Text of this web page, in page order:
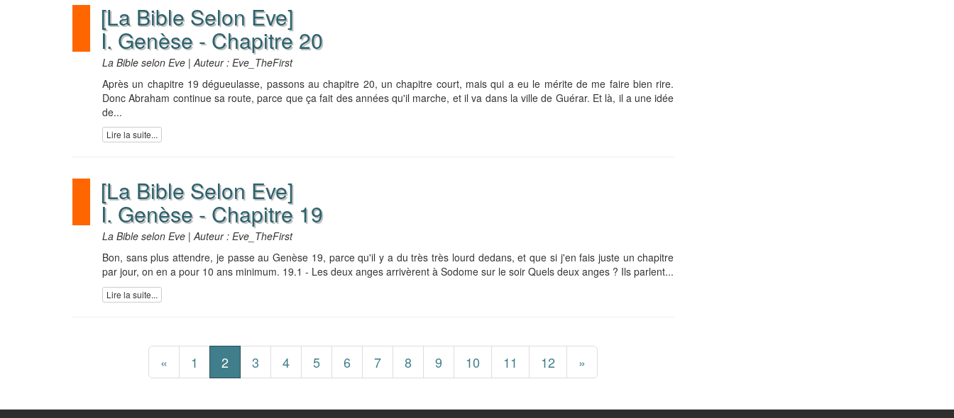
[La Bible Selon Eve]
I. Genèse - Chapitre 20
La Bible selon Eve | Auteur : Eve_TheFirst
Après un chapitre 19 dégueulasse, passons au chapitre 20, un chapitre court, mais qui a eu le mérite de me faire bien rire.
Donc Abraham continue sa route, parce que ça fait des années qu'il marche, et il va dans la ville de Guérar. Et là, il a une idée
de...
Lire la suite...
[La Bible Selon Eve]
I. Genèse - Chapitre 19
La Bible selon Eve | Auteur : Eve_TheFirst
Bon, sans plus attendre, je passe au Genèse 19, parce qu'il y a du très très lourd dedans, et que si j'en fais juste un chapitre
par jour, on en a pour 10 ans minimum. 19.1 - Les deux anges arrivèrent à Sodome sur le soir Quels deux anges ? Ils parlent...
Lire la suite...
« 1 2 3 4 5 6 7 8 9 10 11 12 »